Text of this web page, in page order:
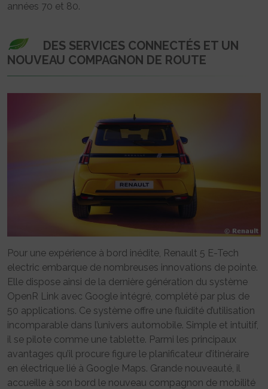
années 70 et 80.
DES SERVICES CONNECTÉS ET UN
NOUVEAU COMPAGNON DE ROUTE
Pour une expérience à bord inédite, Renault 5 E-Tech
electric embarque de nombreuses innovations de pointe.
Elle dispose ainsi de la dernière génération du système
OpenR Link avec Google intégré, complété par plus de
50 applications. Ce système offre une fluidité d’utilisation
incomparable dans l’univers automobile. Simple et intuitif,
il se pilote comme une tablette. Parmi les principaux
avantages qu’il procure figure le planificateur d’itinéraire
en électrique lié à Google Maps. Grande nouveauté, il
accueille à son bord le nouveau compagnon de mobilité